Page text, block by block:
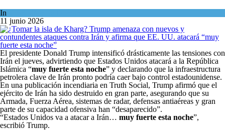
In
11 junio 2026
El presidente Donald Trump intensificó drásticamente las tensiones con
Irán el jueves, advirtiendo que Estados Unidos atacará a la República
Islámica “muy fuerte esta noche” y declarando que la infraestructura
petrolera clave de Irán pronto podría caer bajo control estadounidense.
En una publicación incendiaria en Truth Social, Trump afirmó que el
ejército de Irán ha sido destruido en gran parte, asegurando que su
Armada, Fuerza Aérea, sistemas de radar, defensas antiaéreas y gran
parte de su capacidad ofensiva han “desaparecido”.
“Estados Unidos va a atacar a Irán… muy fuerte esta noche”,
escribió Trump.